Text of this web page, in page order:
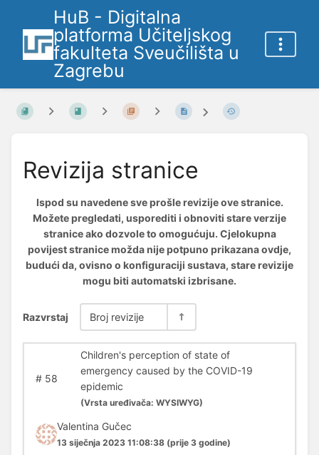
HuB - Digitalna
platforma Učiteljskog
fakulteta Sveučilišta u
Zagrebu
Revizija stranice
Ispod su navedene sve prošle revizije ove stranice.
Možete pregledati, usporediti i obnoviti stare verzije
stranice ako dozvole to omogućuju. Cjelokupna
povijest stranice možda nije potpuno prikazana ovdje,
budući da, ovisno o konfiguraciji sustava, stare revizije
mogu biti automatski izbrisane.
Razvrstaj Broj revizije
#58
Children's perception of state of
emergency caused by the COVID-19
epidemic
(Vrsta uređivača: WYSIWYG)
Valentina Gučec
13 siječnja 2023 11:08:38 (prije 3 godine)